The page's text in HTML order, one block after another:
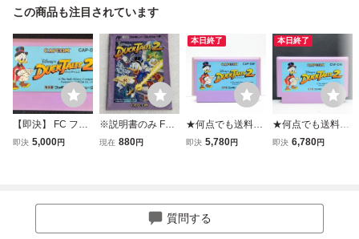
この商品も注目されています
【即決】 FC ファ
ミコン ダックテイ
即決 5,000円
※説明書のみ FC
ダックテイルズ2
現在 880円
本日終了
★何点でも送料１
８５円★ ダックテ
即決 5,780円
本日終了
★何点でも送料１
８５円★ ダックテ
即決 6,780円
質問する